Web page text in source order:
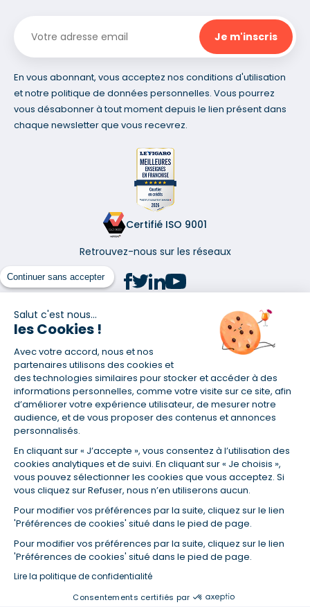
Continuer sans accepter
Salut c'est nous...
les Cookies !
Avec votre accord, nous et nos
partenaires utilisons des cookies et
des technologies similaires pour stocker et accéder à des
informations personnelles, comme votre visite sur ce site, afin
d’améliorer votre expérience utilisateur, de mesurer notre
audience, et de vous proposer des contenus et annonces
personnalisés.
En cliquant sur « J’accepte », vous consentez à l’utilisation des
cookies analytiques et de suivi. En cliquant sur « Je choisis »,
vous pouvez sélectionner les cookies que vous acceptez. Si
vous cliquez sur Refuser, nous n’en utiliserons aucun.
Pour modifier vos préférences par la suite, cliquez sur le lien
'Préférences de cookies' situé dans le pied de page.
Pour modifier vos préférences par la suite, cliquez sur le lien
'Préférences de cookies' situé dans le pied de page.
Lire la politique de confidentialité
Consentements certifiés par
En vous abonnant, vous acceptez nos conditions d'utilisation
et notre politique de données personnelles. Vous pourrez
vous désabonner à tout moment depuis le lien présent dans
chaque newsletter que vous recevrez.
Certifié ISO 9001
Retrouvez-nous sur les réseaux
(1) Taux fixe national hors assurance et selon votre profil
(2) Économie de 65 % pour l'assurance d'un prêt amortissable de 330
457,23 € à 0,90 % sur 19,5 ans, accordé à un salarié non cadre assuré à
100 % (décès, PTIA, IPP, ITT, IPP) âgé de 36 ans fumeur et une personne
salariée non cadre assurée à 100 % (décès, PTIA, IPP, ITT, IPP) âgée de 35
ans et non-fumeur, tous deux sans risque médical connu. Au
14/07/2019, coût de l'assurance proposée par la banque 179,08 €/mois
en moyenne contre 64,60 €/mois en moyenne au 14/07/2022 avec
Empruntis.com (TAEA : 0,44 %, coût total de l'assurance : 15 117,65 €).
(3) Taux minimum pour un crédit consommation d'un montant fixé entre
5 000 et 20 000 euros, selon profil et durée.
(4) La diminution du montant des mensualités entraîne l'allongement
de la durée de remboursement ainsi que la hausse du coût total du
(5) Banques de réseau, mutualistes, spécialisées, directions
régionales, organismes de crédit selon votre profil et votre demande.
Mutuelles, compagnies et courtiers d'assurances. Selon votre profil et
votre demande.
régionales, organismes de crédit, selon votre profil et votre demande.